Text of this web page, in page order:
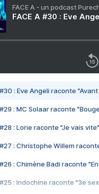
FACE A - un podcast
FACE A #30 : Eve
#30 : Eve Angeli raconte
#29 : MC Solaar raconte
#28 : Lorie raconte "Je vais vite"
#27 : Christophe Willem
#26 : Chimène Badi raconte
#25 : Indochine raconte "3e